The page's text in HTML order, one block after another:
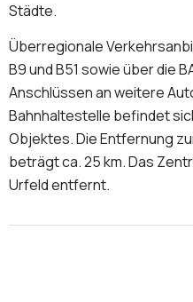
Städte.
Überregionale
B9 und B51 sowie über die
Anschlüssen an weitere
Bahnhaltestelle befindet
Objektes. Die Entfernung
beträgt ca. 25 km. Das
Urfeld entfernt.